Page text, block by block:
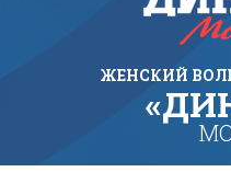
ЖЕНСКИЙ